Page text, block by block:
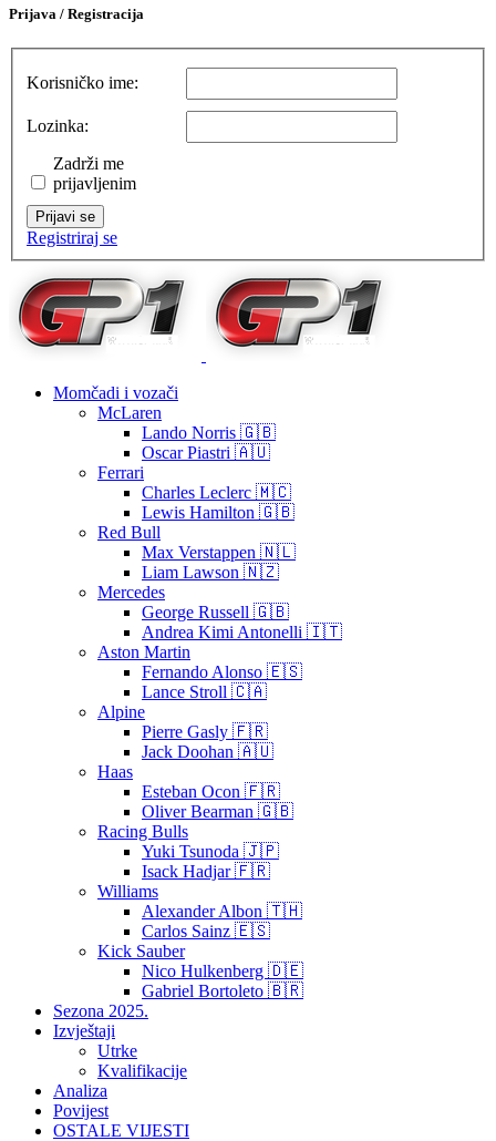
Prijava / Registracija
Korisničko ime:
Lozinka:
Zadrži me
prijavljenim
Prijavi se
Registriraj se
Momčadi i vozači
McLaren
Lando Norris 🇬🇧
Oscar Piastri 🇦🇺
Ferrari
Charles Leclerc 🇲🇨
Lewis Hamilton 🇬🇧
Red Bull
Max Verstappen 🇳🇱
Liam Lawson 🇳🇿
Mercedes
George Russell 🇬🇧
Andrea Kimi Antonelli 🇮🇹
Aston Martin
Fernando Alonso 🇪🇸
Lance Stroll 🇨🇦
Alpine
Pierre Gasly 🇫🇷
Jack Doohan 🇦🇺
Haas
Esteban Ocon 🇫🇷
Oliver Bearman 🇬🇧
Racing Bulls
Yuki Tsunoda 🇯🇵
Isack Hadjar 🇫🇷
Williams
Alexander Albon 🇹🇭
Carlos Sainz 🇪🇸
Kick Sauber
Nico Hulkenberg 🇩🇪
Gabriel Bortoleto 🇧🇷
Sezona 2025.
Izvještaji
Utrke
Kvalifikacije
Analiza
Povijest
OSTALE VIJESTI